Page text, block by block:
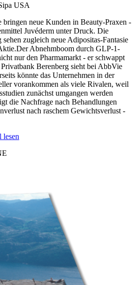
USA
neue Kunden in Beauty-Praxen -
Juvéderm unter Druck. Die
zugleich neue Adipositas-Fantasie
Abnehmboom durch GLP-1-
nur den Pharmamarkt - er schwappt
Berenberg sieht bei AbbVie
könnte das Unternehmen in der
vorankommen als viele Rivalen, weil
zunächst umgangen werden
die Nachfrage nach Behandlungen
nach raschem Gewichtsverlust -
lesen